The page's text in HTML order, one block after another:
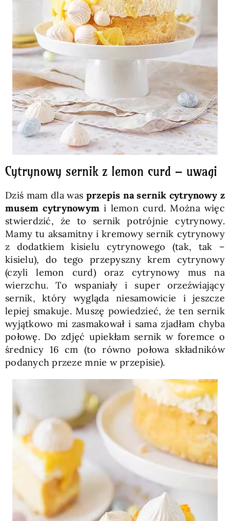
Cytrynowy sernik z lemon curd – uwagi
Dziś mam dla was przepis na sernik cytrynowy z
musem cytrynowym i lemon curd. Można więc
stwierdzić, że to sernik potrójnie cytrynowy.
Mamy tu aksamitny i kremowy sernik cytrynowy
z dodatkiem kisielu cytrynowego (tak, tak –
kisielu), do tego przepyszny krem cytrynowy
(czyli lemon curd) oraz cytrynowy mus na
wierzchu. To wspaniały i super orzeźwiający
sernik, który wygląda niesamowicie i jeszcze
lepiej smakuje. Muszę powiedzieć, że ten sernik
wyjątkowo mi zasmakował i sama zjadłam chyba
połowę. Do zdjęć upiekłam sernik w foremce o
średnicy 16 cm (to równo połowa składników
podanych przeze mnie w przepisie).